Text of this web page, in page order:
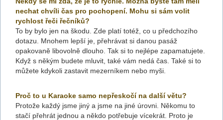
nechat chvíli čas pro pochopení. Mohu si sám volit
rychlost řeči řečníků?
To by bylo jen na škodu. Zde platí totéž, co u předchozího
dotazu. Mnohem lepší je, přehrávat si danou pasáž
opakovaně libovolně dlouho. Tak si to nejlépe zapamatujete.
Když s někým budete mluvit, také vám nedá čas. Také si to
můžete kdykoli zastavit mezerníkem nebo myši.
Proč to u Karaoke samo nepřeskočí na další větu?
Protože každý jsme jiný a jsme na jiné úrovni. Někomu to
stačí přehrát jednou a někdo potřebuje vícekrát. Proto je